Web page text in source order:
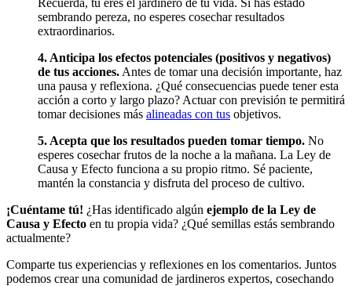
Recuerda, tú eres el jardinero de tu vida. Si has estado
sembrando pereza, no esperes cosechar resultados
extraordinarios.
4. Anticipa los efectos potenciales (positivos y negativos)
de tus acciones. Antes de tomar una decisión importante, haz
una pausa y reflexiona. ¿Qué consecuencias puede tener esta
acción a corto y largo plazo? Actuar con previsión te permitirá
tomar decisiones más alineadas con tus objetivos.
5. Acepta que los resultados pueden tomar tiempo. No
esperes cosechar frutos de la noche a la mañana. La Ley de
Causa y Efecto funciona a su propio ritmo. Sé paciente,
mantén la constancia y disfruta del proceso de cultivo.
¡Cuéntame tú! ¿Has identificado algún ejemplo de la Ley de
Causa y Efecto en tu propia vida? ¿Qué semillas estás sembrando
actualmente?
Comparte tus experiencias y reflexiones en los comentarios. Juntos
podemos crear una comunidad de jardineros expertos, cosechando